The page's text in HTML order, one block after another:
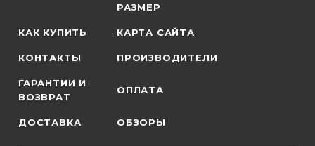
РАЗМЕР
КАК КУПИТЬ КАРТА САЙТА
КОНТАКТЫ ПРОИЗВОДИТЕЛИ
ГАРАНТИИ И
ВОЗВРАТ
ОПЛАТА
ДОСТАВКА ОБЗОРЫ